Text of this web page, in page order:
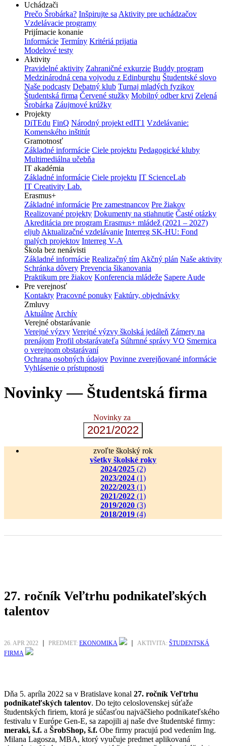
Uchádzači
Prečo Šrobárka? Inšpirujte sa Aktivity pre uchádzačov
Vzdelávacie programy
Prijímacie konanie
Informácie Termíny Kritériá prijatia
Modelové testy
Aktivity
Pravidelné aktivity Zahraničné exkurzie Buddy program
Medzinárodná cena vojvodu z Edinburghu Študentské slovo
Naše podcasty Debatný klub Turnaj mladých fyzikov
Študentská firma Červené stužky Mobilný odber krvi Zelená
Šrobárka Záujmové krúžky
Projekty
DiTEdu FinQ Národný projekt edIT1 Vzdelávanie:
Komenského inštitút
Gramotnosť
Základné informácie Ciele projektu Pedagogické kluby
Multimediálna učebňa
IT akadémia
Základné informácie Ciele projektu IT ScienceLab
IT Creativity Lab.
Erasmus+
Základné informácie Pre zamestnancov Pre žiakov
Realizované projekty Dokumenty na stiahnutie Časté otázky
Akreditácia pre program Erasmus+ mládež (2021 – 2027)
eljub Aktualizačné vzdelávanie Interreg SK-HU: Fond
malých projektov Interreg V-A
Škola bez nenávisti
Základné informácie Realizačný tím Akčný plán Naše aktivity
Schránka dôvery Prevencia šikanovania
Praktikum pre žiakov Konferencia mládeže Sapere Aude
Pre verejnosť
Kontakty Pracovné ponuky Faktúry, objednávky
Zmluvy
Aktuálne Archív
Verejné obstarávanie
Verejné výzvy Verejné výzvy školská jedáleň Zámery na
prenájom Profil obstarávateľa Súhrnné správy VO Smernica
o verejnom obstarávaní
Ochrana osobných údajov Povinne zverejňované informácie
Vyhlásenie o prístupnosti
Novinky — Študentská firma
Novinky za
2021/2022
zvoľte školský rok
všetky školské roky
2024/2025 (2)
2023/2024 (1)
2022/2023 (1)
2021/2022 (1)
2019/2020 (3)
2018/2019 (4)
27. ročník Veľtrhu podnikateľských
talentov
26. APR 2022 PREDMET: EKONOMIKA AKTIVITA: ŠTUDENTSKÁ
FIRMA
Dňa 5. apríla 2022 sa v Bratislave konal 27. ročník Veľtrhu
podnikateľských talentov. Do tejto celoslovenskej súťaže
študentských firiem, ktorá je súčasťou najväčšieho podnikateľského
festivalu v Európe Gen-E, sa zapojili aj naše dve študentské firmy:
meraki, š.f. a ŠrobShop, š.f. Obe firmy pracujú pod vedením Ing.
Milana Lagosza, MBA, ktorý vyučuje predmet aplikovaná